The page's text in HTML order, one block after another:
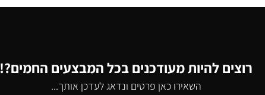
רוצים להיות מעודכנים בכל המבצעים החמים?!
השאירו כאן פרטים ונדאג לעדכן אותך...